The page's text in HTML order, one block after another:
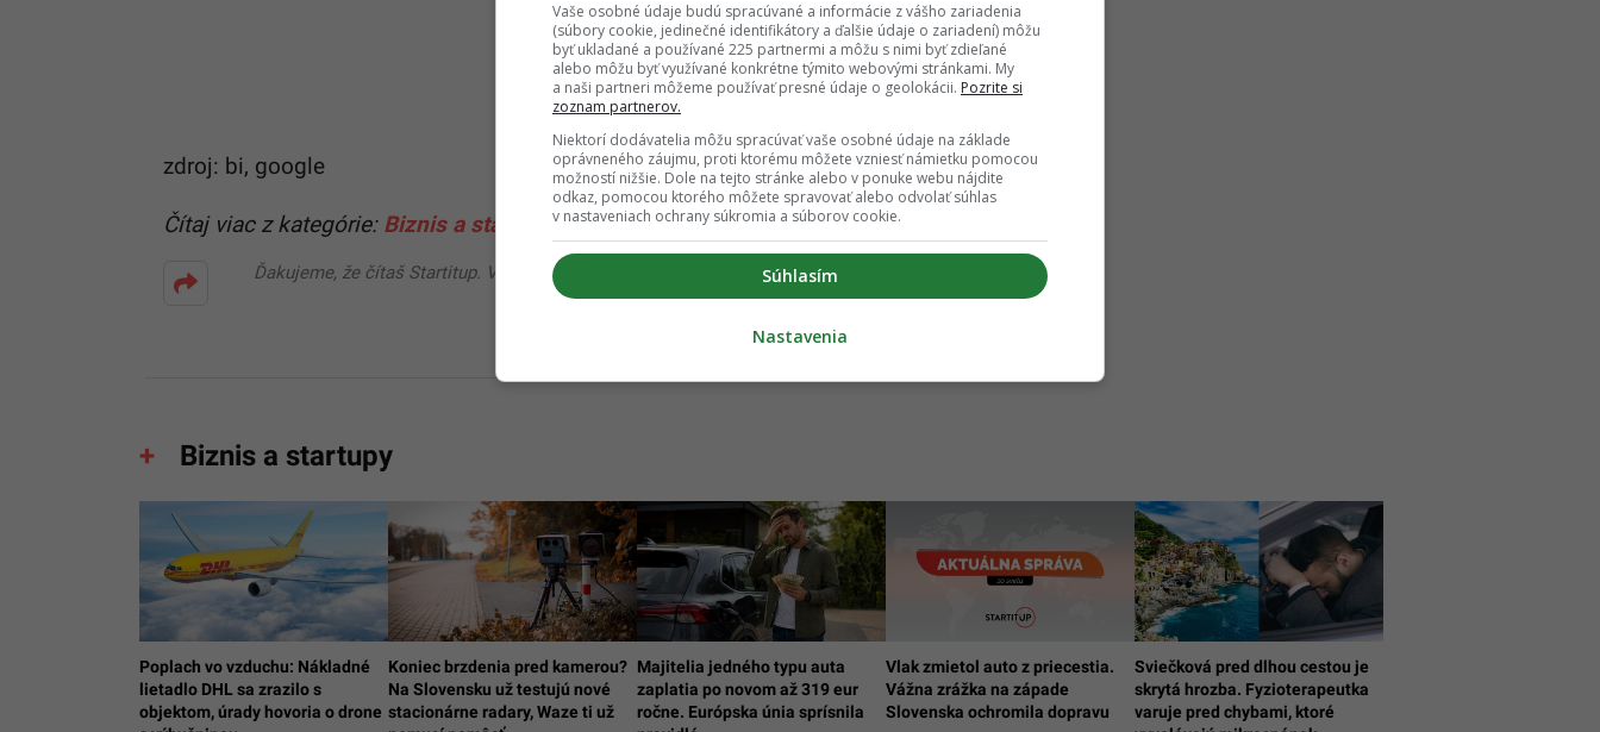
zdroj: bi, google
Čítaj viac z kategórie: Biznis a startupy
Ďakujeme, že čítaš Startitup. V prípade, že máš postreh alebo si našiel v článku chybu, napíš nám na
redakcia@startitup.sk.
Biznis a startupy
Poplach vo vzduchu: Nákladné
lietadlo DHL sa zrazilo s
objektom, úrady hovoria o drone
Koniec brzdenia pred kamerou?
Na Slovensku už testujú nové
stacionárne radary, Waze ti už
Majitelia jedného typu auta
zaplatia po novom až 319 eur
ročne. Európska únia sprísnila
Vlak zmietol auto z priecestia.
Vážna zrážka na západe
Slovenska ochromila dopravu
Sviečková pred dlhou cestou je
skrytá hrozba. Fyzioterapeutka
varuje pred chybami, ktoré
Vaše osobné údaje budú spracúvané a informácie z vášho zariadenia
(súbory cookie, jedinečné identifikátory a ďalšie údaje o zariadení) môžu
byť ukladané a používané 225 partnermi a môžu s nimi byť zdieľané
alebo môžu byť využívané konkrétne týmito webovými stránkami. My
a naši partneri môžeme používať presné údaje o geolokácii. Pozrite si
zoznam partnerov.
Niektorí dodávatelia môžu spracúvať vaše osobné údaje na základe
oprávneného záujmu, proti ktorému môžete vzniesť námietku pomocou
možností nižšie. Dole na tejto stránke alebo v ponuke webu nájdite
odkaz, pomocou ktorého môžete spravovať alebo odvolať súhlas
v nastaveniach ochrany súkromia a súborov cookie.
Súhlasím
Nastavenia